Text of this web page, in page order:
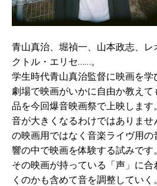
青山真治、堀禎一、山本政志、
クトル・エリセ……。
学生時代青山真治監督に映画を
劇場で映画がいかに自由か教え
品を今回爆音映画祭で上映しま
音が大きくなるわけではありませ
の映画用ではなく音楽ライヴ用
響の中で映画を体験する試みです。
その映画が持っている「声」に
くのかも含めて音を調整していく。